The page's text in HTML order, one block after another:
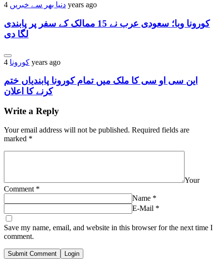
دنیا بھر سے خبریں 4 years ago
کورونا وبا؛ سعودی عرب نے 15 ممالک کے سفر پر پابندی
لگا دی
کورونا 4 years ago
این سی او سی کا ملک میں تمام کورونا پابندیاں ختم
کرنے کا اعلان
Write a Reply
Your email address will not be published. Required fields are
marked *
Your
Comment *
Name *
E-Mail *
Save my name, email, and website in this browser for the next time I
comment.
Submit Comment Login